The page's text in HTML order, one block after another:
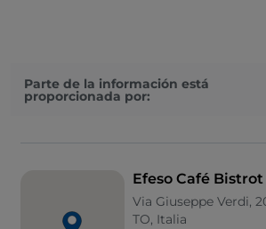
Parte de la información está
proporcionada por:
Efeso Café Bistrot
Via Giuseppe Verdi,
TO, Italia